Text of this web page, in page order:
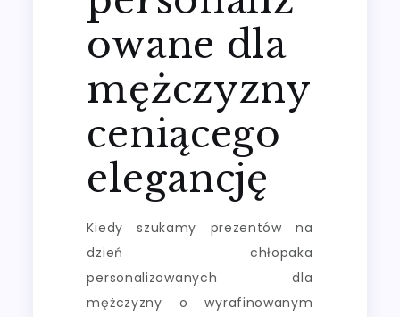
owane dla
mężczyzny
ceniącego
elegancję
Kiedy szukamy prezentów na
dzień chłopaka
personalizowanych dla
mężczyzny o wyrafinowanym